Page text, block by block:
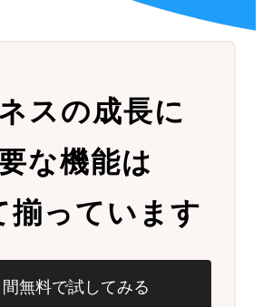
スの成長に
な機能は
揃っています
間無料で試してみる